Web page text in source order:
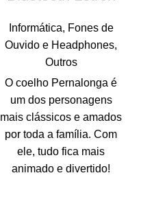
Informática, Fones de
Ouvido e Headphones,
Outros
O coelho Pernalonga é
um dos personagens
mais clássicos e amados
por toda a família. Com
ele, tudo fica mais
animado e divertido!